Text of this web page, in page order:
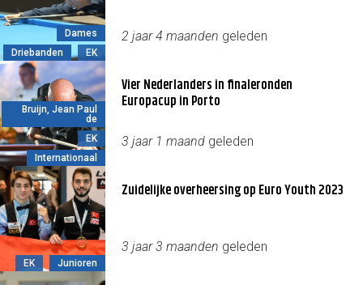
Dames
Driebanden
EK
2 jaar 4 maanden geleden
Bruijn, Jean Paul
de
EK
Internationaal
Vier Nederlanders in finaleronden
Europacup in Porto
3 jaar 1 maand geleden
EK Junioren
Zuidelijke overheersing op Euro Youth 2023
3 jaar 3 maanden geleden